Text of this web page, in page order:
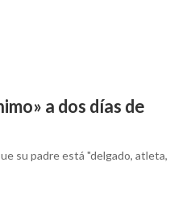
a dos días de
su padre está "delgado, atleta,